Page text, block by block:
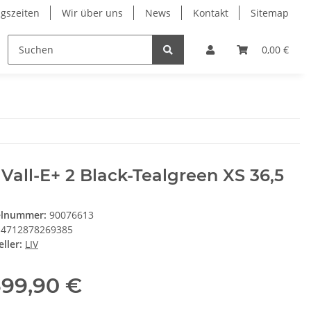
Wir über uns News Kontakt Sitemap
0,00 €
Wilier Wintersport
E+ 2 Black-Tealgreen XS 36,5
90076613
4712878269385
LIV
€